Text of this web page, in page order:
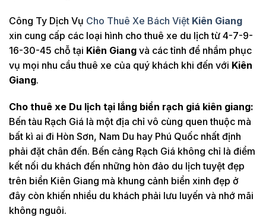
Công Ty Dịch Vụ Cho Thuê Xe Bách Việt Kiên Giang
xin cung cấp các loại hình cho thuê xe du lịch từ 4-7-9-
16-30-45 chỗ tại Kiên Giang và các tỉnh để nhầm phục
vụ mọi nhu cầu thuê xe của quý khách khi đến với Kiên
Giang.
Cho thuê xe Du lịch tại lắng biển rạch giá kiên giang:
Bến tàu Rạch Giá là một địa chỉ vô cùng quen thuộc mà
bất kì ai đi Hòn Sơn, Nam Du hay Phú Quốc nhất định
phải đặt chân đến. Bến cảng Rạch Giá không chỉ là điểm
kết nối du khách đến những hòn đảo du lịch tuyệt đẹp
trên biển Kiên Giang mà khung cảnh biển xinh đẹp ở
đây còn khiến nhiều du khách phải lưu luyến và nhớ mãi
không nguôi.